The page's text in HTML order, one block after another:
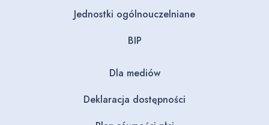
Jednostki ogólnouczelniane
BIP
Dla mediów
Deklaracja dostępności